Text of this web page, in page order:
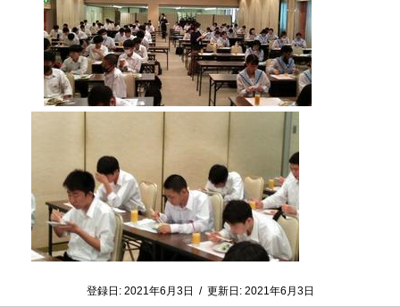
登録日: 2021年6月3日 / 更新日: 2021年6月3日